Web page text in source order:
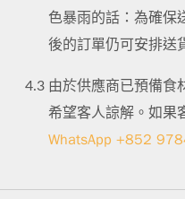
色暴雨的話：為確保
後的訂單仍可安排送
4.3 由於供應商已預備食
希望客人諒解。如果
WhatsApp +852